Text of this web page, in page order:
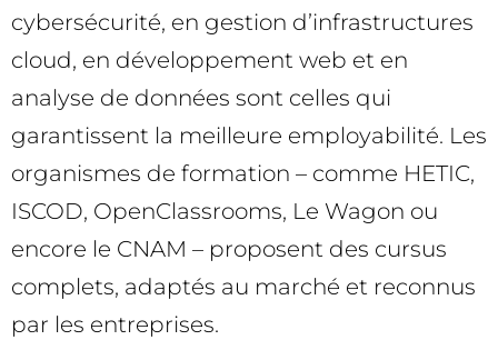
cybersécurité, en gestion d’infrastructures
cloud, en développement web et en
analyse de données sont celles qui
garantissent la meilleure employabilité. Les
organismes de formation – comme HETIC,
ISCOD, OpenClassrooms, Le Wagon ou
encore le CNAM – proposent des cursus
complets, adaptés au marché et reconnus
par les entreprises.